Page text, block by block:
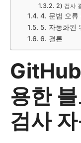
2) 검사
4. 문법 오류
5. 자동화된
6. 결론
용한
검사